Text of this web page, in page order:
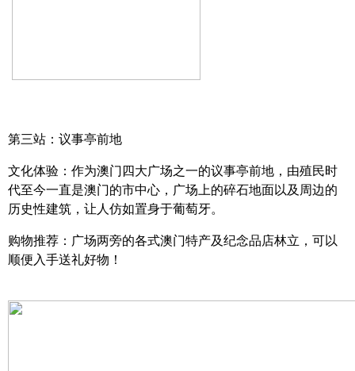
第三站：议事亭前地
文化体验：作为澳门四大广场之一的议事亭前地，由殖民时
代至今一直是澳门的市中心，广场上的碎石地面以及周边的
历史性建筑，让人仿如置身于葡萄牙。
购物推荐：广场两旁的各式澳门特产及纪念品店林立，可以
顺便入手送礼好物！